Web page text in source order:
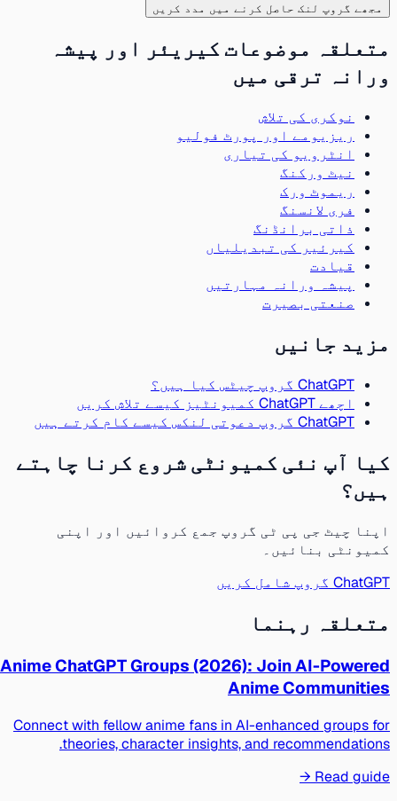
مجھے گروپ لنک حاصل کرنے میں مدد کریں
متعلقہ موضوعات کیریئر اور پیشہ
ورانہ ترقی میں
نوکری کی تلاش
ریزیومے اور پورٹ فولیو
انٹرویو کی تیاری
نیٹ ورکنگ
ریموٹ ورک
فری لانسنگ
ذاتی برانڈنگ
کیرئیر کی تبدیلیاں
قیادت
پیشہ ورانہ مہارتیں
صنعتی بصیرت
مزید جانیں
ChatGPT گروپ چیٹس کیا ہیں؟
اچھے ChatGPT کمیونٹیز کیسے تلاش کریں
ChatGPT گروپ دعوتی لنکس کیسے کام کرتے ہیں
کیا آپ نئی کمیونٹی شروع کرنا چاہتے
ہیں؟
اپنا چیٹ جی پی ٹی گروپ جمع کروائیں اور اپنی
کمیونٹی بنائیں۔
ChatGPT گروپ شامل کریں
متعلقہ رہنما
Anime ChatGPT Groups (2026): Join AI-Powered
Anime Communities
Connect with fellow anime fans in AI-enhanced groups for
theories, character insights, and recommendations.
Read guide →